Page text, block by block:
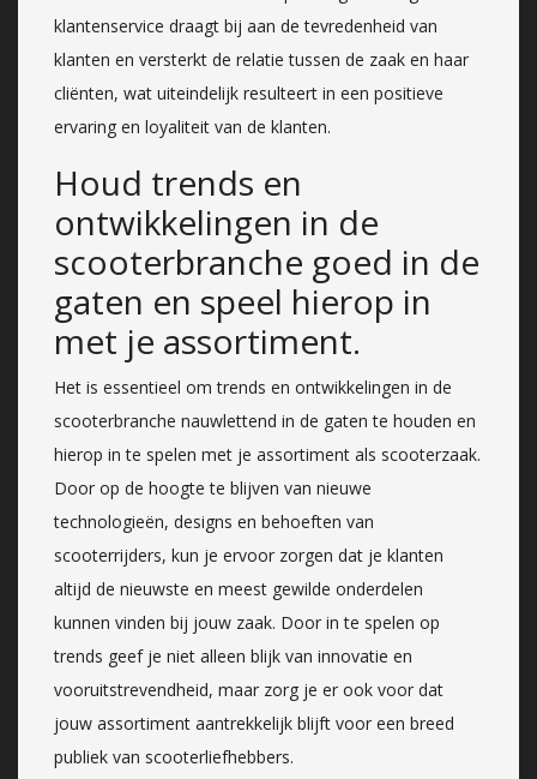
klantenservice draagt bij aan de tevredenheid van
klanten en versterkt de relatie tussen de zaak en haar
cliënten, wat uiteindelijk resulteert in een positieve
ervaring en loyaliteit van de klanten.
Houd trends en
ontwikkelingen in de
scooterbranche goed in de
gaten en speel hierop in
met je assortiment.
Het is essentieel om trends en ontwikkelingen in de
scooterbranche nauwlettend in de gaten te houden en
hierop in te spelen met je assortiment als scooterzaak.
Door op de hoogte te blijven van nieuwe
technologieën, designs en behoeften van
scooterrijders, kun je ervoor zorgen dat je klanten
altijd de nieuwste en meest gewilde onderdelen
kunnen vinden bij jouw zaak. Door in te spelen op
trends geef je niet alleen blijk van innovatie en
vooruitstrevendheid, maar zorg je er ook voor dat
jouw assortiment aantrekkelijk blijft voor een breed
publiek van scooterliefhebbers.